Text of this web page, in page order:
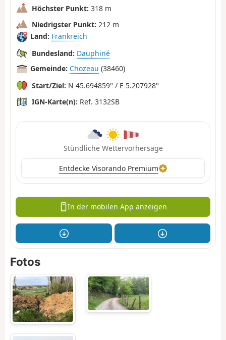
Höchster Punkt: 318 m
Niedrigster Punkt: 212 m
Land: Frankreich
Bundesland: Dauphiné
Gemeinde: Chozeau (38460)
Start/Ziel: N 45.694859° / E 5.207928°
IGN-Karte(n): Ref. 3132SB
Stündliche Wettervorhersage
Entdecke Visorando Premium
In der mobilen App anzeigen
Fotos